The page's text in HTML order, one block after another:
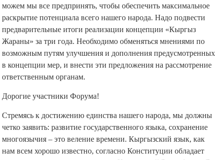
можем мы все предпринять, чтобы обеспечить максимальное
раскрытие потенциала всего нашего народа. Надо подвести
предварительные итоги реализации концепции «Кыргыз
Жараны» за три года. Необходимо обменяться мнениями по
возможным путям улучшения и дополнения предусмотренных
в концепции мер, и внести эти предложения на рассмотрение
ответственным органам.
Дорогие участники Форума!
Стремясь к достижению единства нашего народа, мы должны
четко заявить: развитие государственного языка, сохранение
многоязычия – это веление времени. Кыргызский язык, как
нам всем хорошо известно, согласно Конституции обладает